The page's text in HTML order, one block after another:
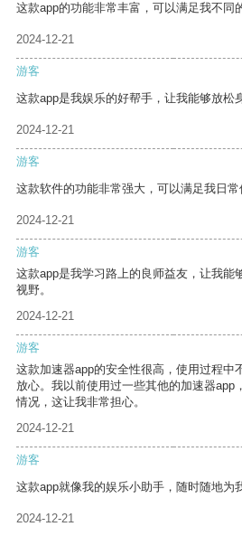
这款app的功能非常丰富，可以满足我不同
2024-12-21
游客
这款app是我娱乐的好帮手，让我能够放松
2024-12-21
游客
这款软件的功能非常强大，可以满足我日常
2024-12-21
游客
这款app是我学习路上的良师益友，让我能
视野。
2024-12-21
游客
这款加速器app的安全性很高，使用过程中
放心。我以前使用过一些其他的加速器app
情况，这让我非常担心。
2024-12-21
游客
这款app就像我的娱乐小助手，随时随地为
2024-12-21